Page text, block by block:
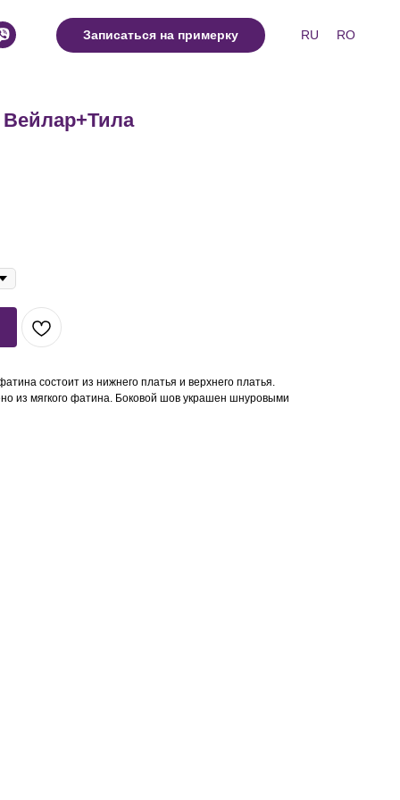
Записаться на примерку RU RO
состоит из нижнего платья и верхнего платья.
из мягкого фатина. Боковой шов украшен шнуровыми